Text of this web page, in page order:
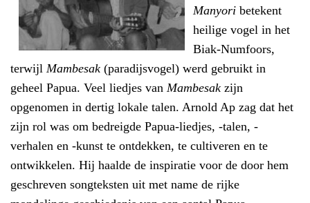
Manyori betekent
heilige vogel in het
Biak-Numfoors,
terwijl Mambesak (paradijsvogel) werd gebruikt in
geheel Papua. Veel liedjes van Mambesak zijn
opgenomen in dertig lokale talen. Arnold Ap zag dat het
zijn rol was om bedreigde Papua-liedjes, -talen, -
verhalen en -kunst te ontdekken, te cultiveren en te
ontwikkelen. Hij haalde de inspiratie voor de door hem
geschreven songteksten uit met name de rijke